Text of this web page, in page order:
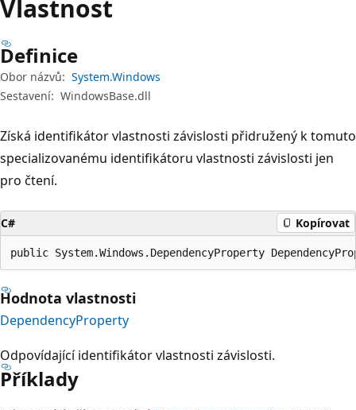
Vlastnost
Definice
Obor názvů: System.Windows
Sestavení: WindowsBase.dll
Získá identifikátor vlastnosti závislosti přidružený k tomuto
specializovanému identifikátoru vlastnosti závislosti jen
pro čtení.
C# Kopírovat
public System.Windows.DependencyProperty
Hodnota vlastnosti
DependencyProperty
Odpovídající identifikátor vlastnosti závislosti.
Příklady